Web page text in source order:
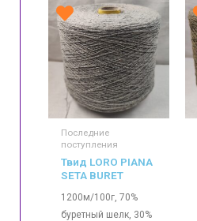
Последние
поступления
Твид LORO PIANA
SETA BURET
1200м/100г, 70%
буретный шелк, 30%